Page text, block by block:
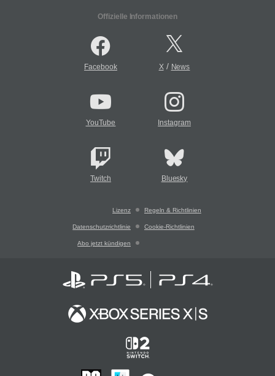
Offizielle Informationen
Facebook X/ News
YouTube Instagram
Twitch Bluesky
Lizenz Regeln & Richtlinien
Datenschutzrichtlinie Cookie-Richtlinien
Abo jetzt kündigen